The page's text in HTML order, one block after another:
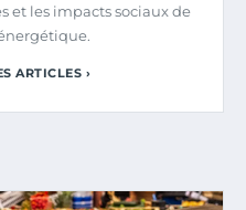
et les impacts sociaux de
ARTICLES ›